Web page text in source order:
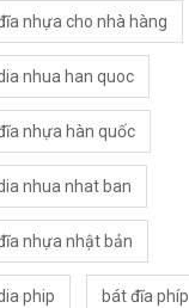
nhựa cho nhà hàng
nhua han quoc
nhựa hàn quốc
nhua nhat ban
nhựa nhật bản
phip bát đĩa phíp